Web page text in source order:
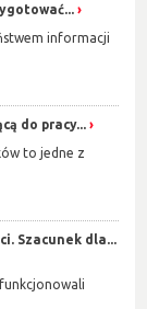
informacji
do pracy...
to jedne z
Szacunek dla...